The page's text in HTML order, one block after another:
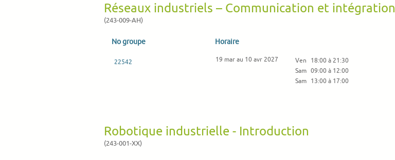
Réseaux industriels – Communication et intégration
(243-009-AH)
No groupe Horaire
22542 19 mar au 10 avr 2027 Ven
18:00 à 21:30
Sam 09:00 à 12:00
Sam 13:00 à 17:00
Robotique industrielle - Introduction
(243-001-XX)